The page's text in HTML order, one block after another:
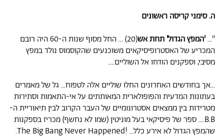
ה. סימני קריסה ראשונים
"...'המפץ הגדול' תחת אש
(20) ... החל מסוף שנות ה-60 היה רובם
המכריע של האסטרופיסיקאים משוכנעים שהקוסמוס נולד במפץ
מסיבי, וספקנים הודחו אל השוליים....
...אך בחודשים האחרונים החלו שוליים אלה לטפוח... גל של מאמרים
בעתונות המדעית והפופולארית המאותתים על אי-התאמות וסתירות
מטרידות בין ממצאים אסטרונומיים של העבר הקרוב לבין תיאוריית ה-
B.B.... ספר של פיסיקאי בעל מוניטין (שמו לא נחשף) מכריז בספקנות
שהמפץ הגדול לא אירע כלל... !The Big Bang Never Happened.